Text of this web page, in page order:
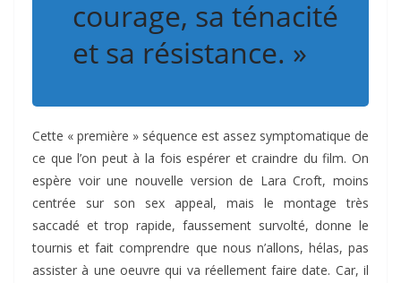
courage, sa ténacité
et sa résistance. »
Cette « première » séquence est assez symptomatique de
ce que l’on peut à la fois espérer et craindre du film. On
espère voir une nouvelle version de Lara Croft, moins
centrée sur son sex appeal, mais le montage très
saccadé et trop rapide, faussement survolté, donne le
tournis et fait comprendre que nous n’allons, hélas, pas
assister à une oeuvre qui va réellement faire date. Car, il